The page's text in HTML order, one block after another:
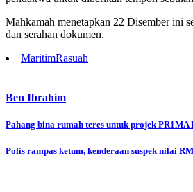
Mahkamah menetapkan 22 Disember ini
dan serahan dokumen.
MaritimRasuah
Ben Ibrahim
Post
navigation
Pahang bina rumah teres untuk projek PR1MA
Polis rampas ketum, kenderaan suspek nilai